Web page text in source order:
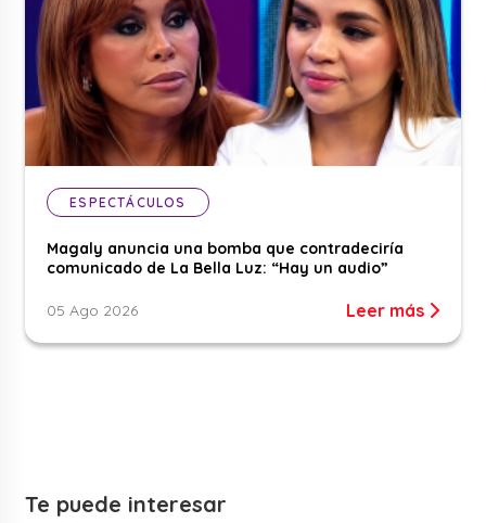
ESPECTÁCULOS
Magaly anuncia una bomba que contradeciría
comunicado de La Bella Luz: “Hay un audio”
05 Ago 2026 Leer más
Te puede interesar